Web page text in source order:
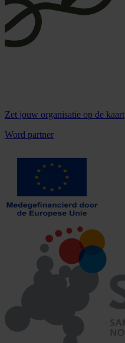
Zet jouw organisatie op de kaart
Word partner